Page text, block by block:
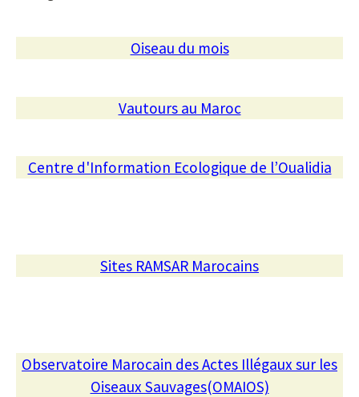
Oiseau du mois
Vautours au Maroc
Centre d'Information Ecologique de l’Oualidia
Sites RAMSAR Marocains
Observatoire Marocain des Actes Illégaux sur les
Oiseaux Sauvages(OMAIOS)